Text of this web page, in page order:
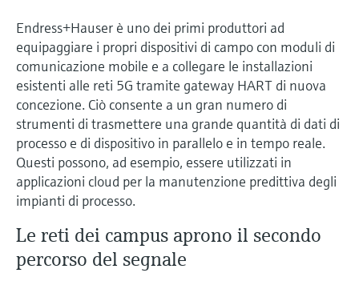
Endress+Hauser è uno dei primi produttori ad
equipaggiare i propri dispositivi di campo con moduli di
comunicazione mobile e a collegare le installazioni
esistenti alle reti 5G tramite gateway HART di nuova
concezione. Ciò consente a un gran numero di
strumenti di trasmettere una grande quantità di dati di
processo e di dispositivo in parallelo e in tempo reale.
Questi possono, ad esempio, essere utilizzati in
applicazioni cloud per la manutenzione predittiva degli
impianti di processo.
Le reti dei campus aprono il secondo
percorso del segnale